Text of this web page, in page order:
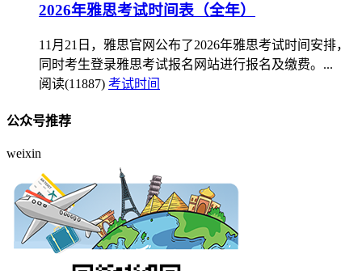
2026年雅思考试时间表（全年）
11月21日，雅思官网公布了2026年雅思考试时间安排，
同时考生登录雅思考试报名网站进行报名及缴费。...
阅读(11887) 考试时间
公众号推荐
weixin